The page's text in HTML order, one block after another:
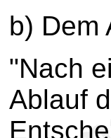
b) Dem
"Nach
Ablauf